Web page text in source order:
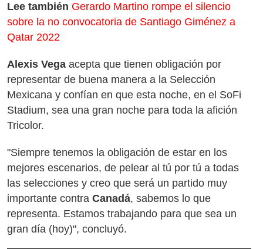
Lee también Gerardo Martino rompe el silencio
sobre la no convocatoria de Santiago Giménez a
Qatar 2022
Alexis Vega acepta que tienen obligación por
representar de buena manera a la Selección
Mexicana y confían en que esta noche, en el SoFi
Stadium, sea una gran noche para toda la afición
Tricolor.
"Siempre tenemos la obligación de estar en los
mejores escenarios, de pelear al tú por tú a todas
las selecciones y creo que será un partido muy
importante contra Canadá, sabemos lo que
representa. Estamos trabajando para que sea un
gran día (hoy)", concluyó.